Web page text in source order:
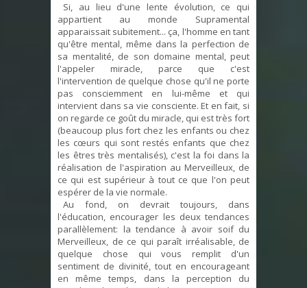
Si, au lieu d'une lente évolution, ce qui
appartient au monde Supramental
apparaissait subitement... ça, l'homme en tant
qu'être mental, même dans la perfection de
sa mentalité, de son domaine mental, peut
l'appeler miracle, parce que c'est
l'intervention de quelque chose qu'il ne porte
pas consciemment en lui-même et qui
intervient dans sa vie consciente. Et en fait, si
on regarde ce goût du miracle, qui est très fort
(beaucoup plus fort chez les enfants ou chez
les cœurs qui sont restés enfants que chez
les êtres très mentalisés), c'est la foi dans la
réalisation de l'aspiration au Merveilleux, de
ce qui est supérieur à tout ce que l'on peut
espérer de la vie normale.
Au fond, on devrait toujours, dans
l'éducation, encourager les deux tendances
parallèlement: la tendance à avoir soif du
Merveilleux, de ce qui paraît irréalisable, de
quelque chose qui vous remplit d'un
sentiment de divinité, tout en encourageant
en même temps, dans la perception du